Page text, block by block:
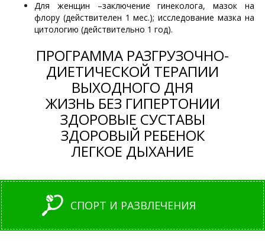
Для женщин –заключение гинеколога, мазок на
флору (действителен 1 мес.); исследование мазка на
цитологию (действительно 1 год).
ПРОГРАММА РАЗГРУЗОЧНО-
ДИЕТИЧЕСКОЙ ТЕРАПИИ
ВЫХОДНОГО ДНЯ
ЖИЗНЬ БЕЗ ГИПЕРТОНИИ
ЗДОРОВЫЕ СУСТАВЫ
ЗДОРОВЫЙ РЕБЕНОК
ЛЕГКОЕ ДЫХАНИЕ
СПОРТ И РАЗВЛЕЧЕНИЯ